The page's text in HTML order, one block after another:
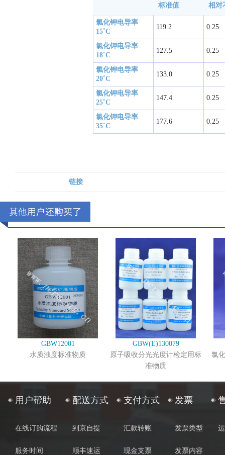
标准值
相对
氯化钾电导率
15˚C
119.2 0.25
氯化钾电导率
18˚C
127.5 0.25
氯化钾电导率
20˚C
133.0 0.25
氯化钾电导率
25˚C
147.4 0.25
氯化钾电导率
35˚C
177.6 0.25
链接
GBW12001
水质浊度标准物质
GBW(E)130079
原子吸收分光光度计检定用标
准物质
氯
用户帮助
在线订购流程
服务时间
配送方式
到京自提
顺丰速运
支付方式
汇款转账
现金支票
发票
发票类型
发票内容